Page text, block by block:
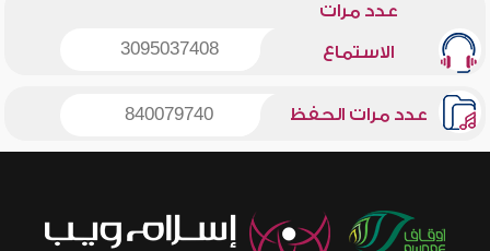
عدد مرات
الاستماع 3095037408
عدد مرات الحفظ 840079740